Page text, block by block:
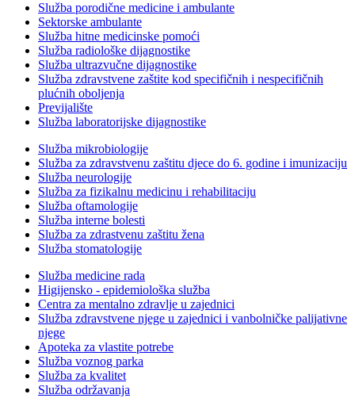
Služba porodične medicine i ambulante
Sektorske ambulante
Služba hitne medicinske pomoći
Služba radiološke dijagnostike
Služba ultrazvučne dijagnostike
Služba zdravstvene zaštite kod specifičnih i nespecifičnih
plućnih oboljenja
Previjalište
Služba laboratorijske dijagnostike
Služba mikrobiologije
Služba za zdravstvenu zaštitu djece do 6. godine i imunizaciju
Služba neurologije
Služba za fizikalnu medicinu i rehabilitaciju
Služba oftamologije
Služba interne bolesti
Služba za zdrastvenu zaštitu žena
Služba stomatologije
Služba medicine rada
Higijensko - epidemiološka služba
Centra za mentalno zdravlje u zajednici
Služba zdravstvene njege u zajednici i vanbolničke palijativne
njege
Apoteka za vlastite potrebe
Služba voznog parka
Služba za kvalitet
Služba održavanja